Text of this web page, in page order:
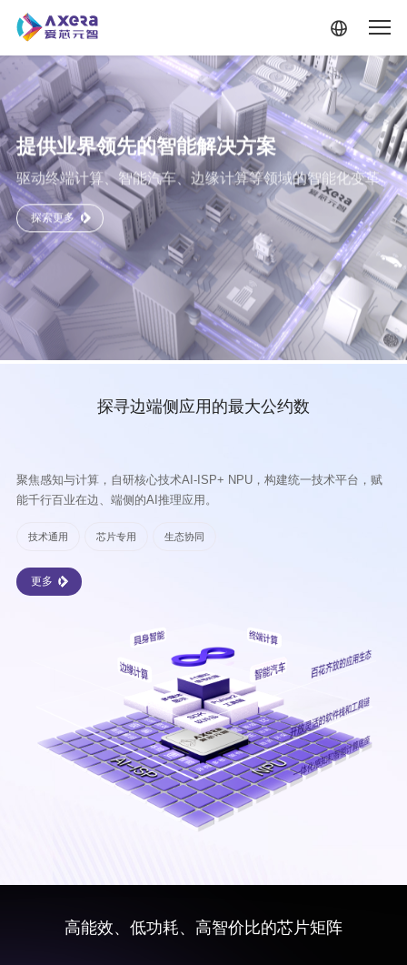
提供业界领先的智能解决方案
驱动终端计算、智能汽车、边缘计算等领域的智能化变革
探索更多
探寻边端侧应用的最大公约数
聚焦感知与计算，自研核心技术AI-ISP+ NPU，构建统一技术平台，赋
能千行百业在边、端侧的AI推理应用。
技术通用 芯片专用 生态协同
更多
高能效、低功耗、高智价比的芯片矩阵